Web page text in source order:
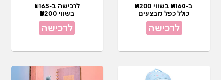
ב-₪160 בשווי ₪200
כולל כפל מבצעים
לרכישה
לרכישה ב-₪165
בשווי ₪200
לרכישה